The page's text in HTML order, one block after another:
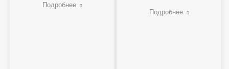
Подробнее
Подробнее